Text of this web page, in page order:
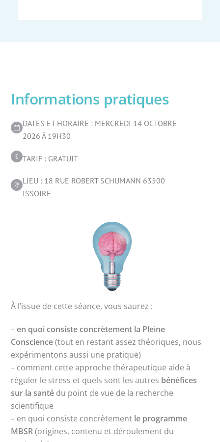
Informations pratiques
DATES ET HORAIRE : MERCREDI 14 OCTOBRE
2026 À 19H30
TARIF : GRATUIT
LIEU : 18 RUE ROBERT SCHUMANN 63500
ISSOIRE
À l’issue de cette séance, vous saurez :
– en quoi consiste concrètement la Pleine
Conscience(tout en restant assez théoriques, nous
expérimentons aussi une pratique)
– comment cette approche thérapeutique aide à
réguler le stress et quels sont les autres bénéfices
sur la santé du point de vue de la recherche
scientifique
– en quoi consiste concrètement le programme
MBSR(origines, contenu et déroulement du